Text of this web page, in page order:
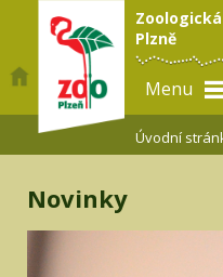
Plzně
Menu
Úvodní
Novinky